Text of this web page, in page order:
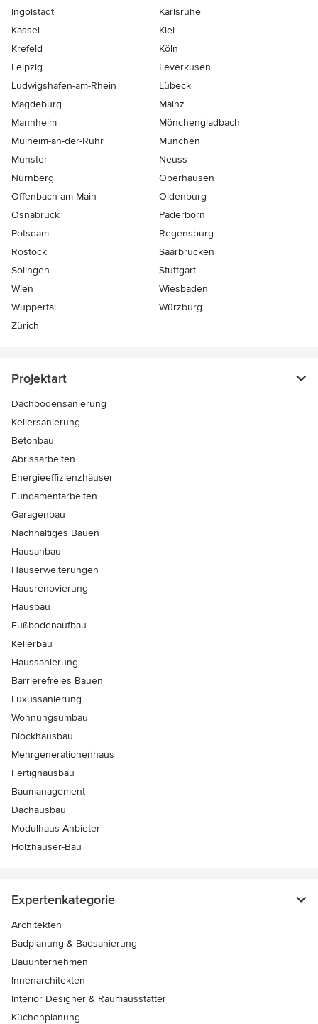
Ingolstadt
Karlsruhe
Kassel
Kiel
Krefeld
Köln
Leipzig
Leverkusen
Ludwigshafen-am-Rhein
Lübeck
Magdeburg
Mainz
Mannheim
Mönchen­gladbach
Mülheim-an-der-Ruhr
München
Münster
Neuss
Nürnberg
Oberhausen
Offenbach-am-Main
Oldenburg
Osnabrück
Paderborn
Potsdam
Regensburg
Rostock
Saarbrücken
Solingen
Stuttgart
Wien
Wiesbaden
Wuppertal
Würzburg
Zürich
Projektart
Dachbodensanierung
Kellersanierung
Betonbau
Abrissarbeiten
Energieeffizienzhäuser
Fundamentarbeiten
Garagenbau
Nachhaltiges Bauen
Hausanbau
Hauserweiterungen
Hausrenovierung
Hausbau
Fußbodenaufbau
Kellerbau
Haussanierung
Barrierefreies Bauen
Luxussanierung
Wohnungsumbau
Blockhausbau
Mehrgenerationenhaus
Fertighausbau
Baumanagement
Dachausbau
Modulhaus-Anbieter
Holzhäuser-Bau
Expertenkategorie
Architekten
Badplanung & Badsanierung
Bauunternehmen
Innenarchitekten
Interior Designer & Raumausstatter
Küchenplanung